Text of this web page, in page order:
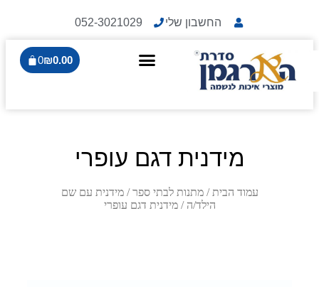
החשבון שלי 052-3021029
₪0.00
0
מידנית דגם עופרי
עמוד הבית /מתנות לבתי ספר/מידנית עם שם
הילד/ה / מידנית דגם עופרי